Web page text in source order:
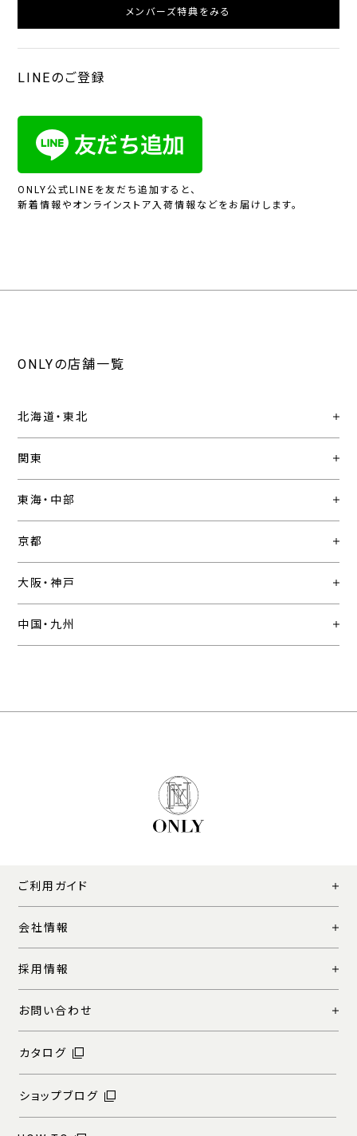
メンバーズ特典をみる
LINEのご登録
ONLY公式LINEを友だち追加すると、
新着情報やオンラインストア入荷情報などをお届けします。
ONLYの店舗一覧
北海道・東北
関東
東海・中部
京都
大阪・神戸
中国・九州
ご利用ガイド
会社情報
採用情報
お問い合わせ
カタログ
ショップブログ